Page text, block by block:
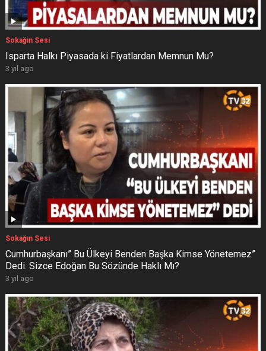
Sokağın Sesi
Isparta Halkı Piyasada ki Fiyatlardan Memnun Mu?
3 yıl ago
Sokağın Sesi
Cumhurbaşkanı” Bu Ülkeyi Benden Başka Kimse Yönetemez”
Dedi. Sizce Edoğan Bu Sözünde Haklı Mı?
3 yıl ago